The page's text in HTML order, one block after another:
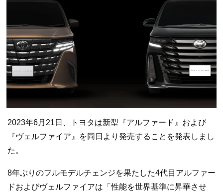
2023年6月21日、トヨタは新型『アルファード』および
『ヴェルファイア』を同日より発売することを発表しまし
た。
8年ぶりのフルモデルチェンジを果たした4代目アルファー
ドおよびヴェルファイアは「性能を世界基準に昇華させ